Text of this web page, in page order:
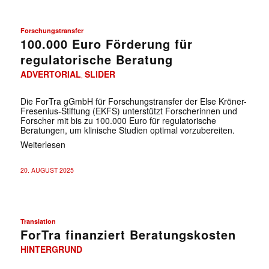
Forschungstransfer
100.000 Euro Förderung für
regulatorische Beratung
ADVERTORIAL SLIDER
Die ForTra gGmbH für Forschungstransfer der Else Kröner-
Fresenius-Stiftung (EKFS) unterstützt Forscherinnen und
Forscher mit bis zu 100.000 Euro für regulatorische
Beratungen, um klinische Studien optimal vorzubereiten.
Weiterlesen
20. AUGUST 2025
Translation
ForTra finanziert Beratungskosten
HINTERGRUND